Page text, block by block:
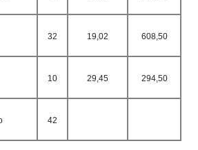
32 19,02 608,50
10 29,45 294,50
42